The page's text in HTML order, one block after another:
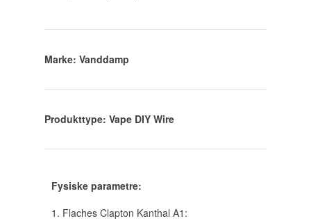
Marke: Vanddamp
Produkttype: Vape DIY Wire
Fysiske parametre:
1. Flaches Clapton Kanthal A1: